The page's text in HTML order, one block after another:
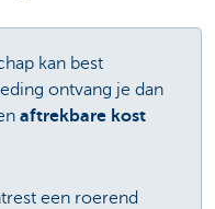
kan best
ontvang je dan
aftrekbare kost
een roerend